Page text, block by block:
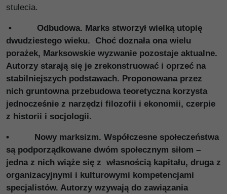
stulecia.
• Odbudowa. Marks stworzył wielką utopię
dwudziestego wieku. Choć doznała ona wielu
porażek, Marksowskie wyzwanie pozostaje aktualne.
Autorzy starają się je zrekonstruować i oprzeć na
stabilniejszych podstawach. Proponowana przez
nich gruntowna przebudowa teoretyczna korzysta
jednocześnie z narzędzi filozofii i ekonomii, czerpie
z historii i socjologii.
• Nowy marksizm. Współczesne społeczeństwa
są podporządkowane dwóm społecznym siłom –
jedna z nich wiąże się z własnością kapitału, druga z
organizacyjnymi i kulturowymi kompetencjami
specjalistów. Autorzy wzywają do zawiązania